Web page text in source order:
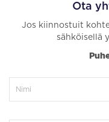
Ota
Jos kiinnostuit
sähköisellä